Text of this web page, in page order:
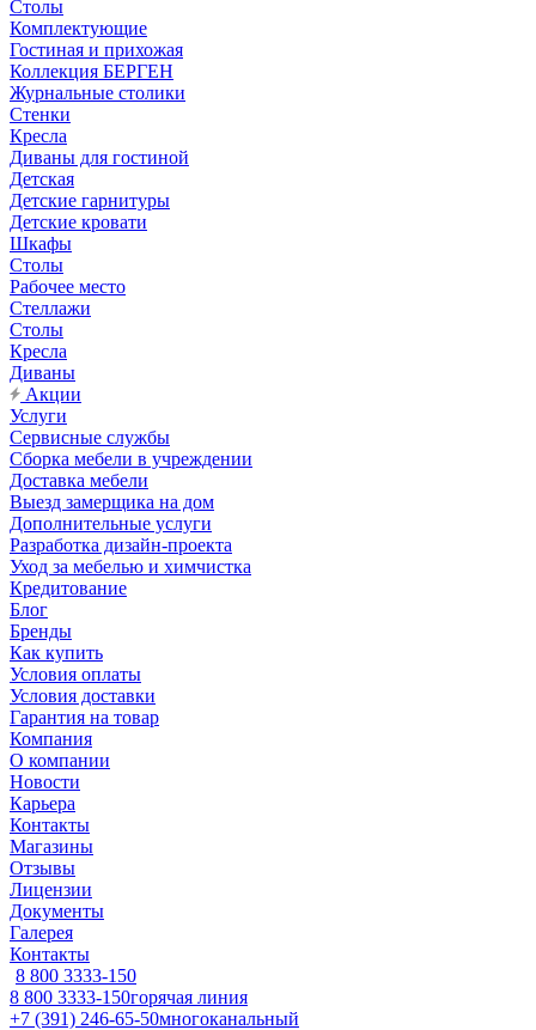
Столы
Комплектующие
Гостиная и прихожая
Коллекция БЕРГЕН
Журнальные столики
Стенки
Кресла
Диваны для гостиной
Детская
Детские гарнитуры
Детские кровати
Шкафы
Столы
Рабочее место
Стеллажи
Столы
Кресла
Диваны
Акции
Услуги
Сервисные службы
Сборка мебели в учреждении
Доставка мебели
Выезд замерщика на дом
Дополнительные услуги
Разработка дизайн-проекта
Уход за мебелью и химчистка
Кредитование
Блог
Бренды
Как купить
Условия оплаты
Условия доставки
Гарантия на товар
Компания
О компании
Новости
Карьера
Контакты
Магазины
Отзывы
Лицензии
Документы
Галерея
Контакты
8 800 3333-150
8 800 3333-150горячая линия
+7 (391) 246-65-50многоканальный